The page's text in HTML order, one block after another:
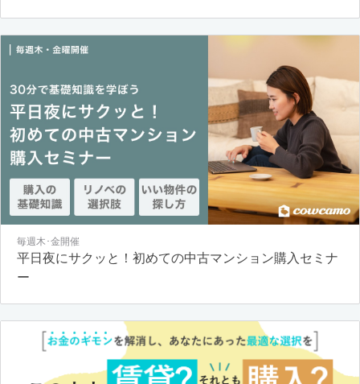
毎週木･金開催
平日夜にサクッと！初めての中古マンション購入セミナ
ー